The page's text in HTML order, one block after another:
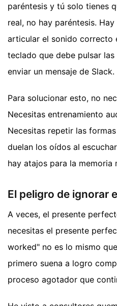
paréntesis y tú solo tienes
real, no hay paréntesis.
articular el sonido correcto
teclado que debe pulsar
enviar un mensaje de Slack.
Para solucionar esto, no
Necesitas entrenamiento
Necesitas repetir las
duelan los oídos al
hay atajos para la memoria
El peligro de ignorar
A veces, el presente
necesitas el presente
worked" no es lo mismo
primero suena a logro
proceso agotador que